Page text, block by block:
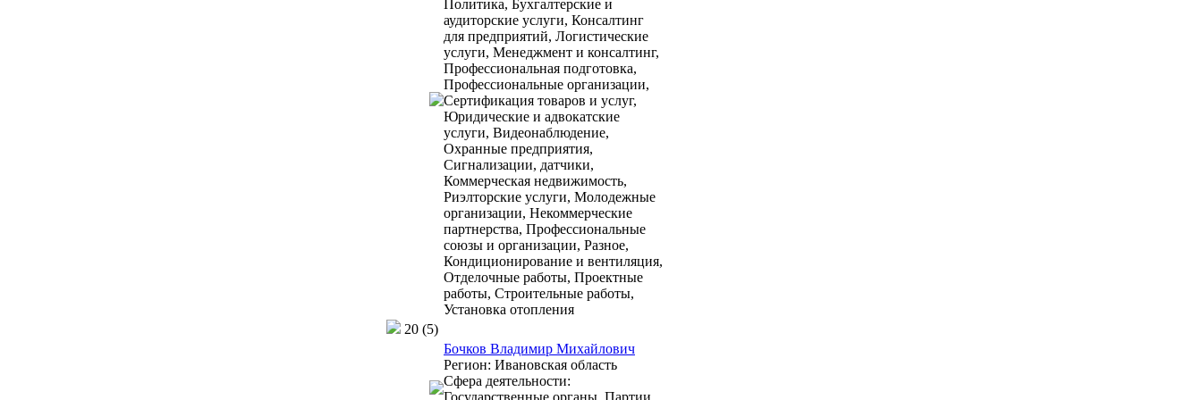
Политика, Бухгалтерские и
аудиторские услуги, Консалтинг
для предприятий, Логистические
услуги, Менеджмент и консалтинг,
Профессиональная подготовка,
Профессиональные организации,
Сертификация товаров и услуг,
Юридические и адвокатские
услуги, Видеонаблюдение,
Охранные предприятия,
Сигнализации, датчики,
Коммерческая недвижимость,
Риэлторские услуги, Молодежные
организации, Некоммерческие
партнерства, Профессиональные
союзы и организации, Разное,
Кондиционирование и вентиляция,
Отделочные работы, Проектные
работы, Строительные работы,
Установка отопления
20 (5)
Бочков Владимир Михайлович
Регион: Ивановская область
Сфера деятельности:
Государственные органы, Партии,